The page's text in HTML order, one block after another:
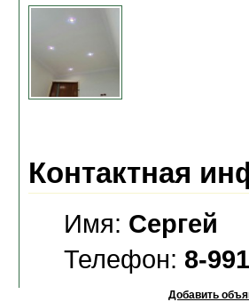
Контактная
Имя: Сергей
Телефон: 8-
Добавить